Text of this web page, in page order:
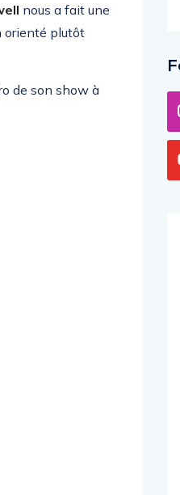
nous a fait une
orienté plutôt
de son show à